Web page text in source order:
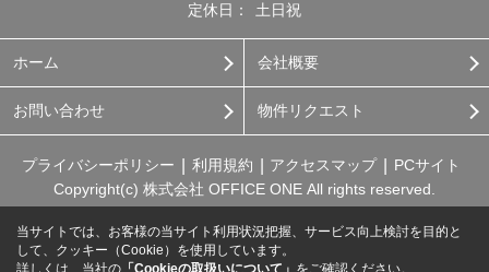
定休日：
土日祝
ホーム 会社概要
お問い合わせ 物件リクエスト
プライバシーポリシー 利用規約 アクセスマップ
PCサイト
Copyright(c) 株式会社 OFFICE ONE All rights reserved.
当サイトでは、お客様の当サイト利用状況把握、サービス向上検討を目的と
して、クッキー（Cookie）を使用しています。
詳しくは、当社の 「Cookieの取扱いについて」 をご確認ください。